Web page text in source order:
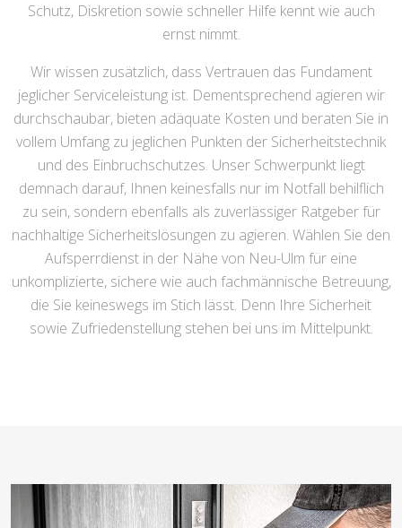
Schutz, Diskretion sowie schneller Hilfe kennt wie auch
ernst nimmt.
Wir wissen zusätzlich, dass Vertrauen das Fundament
jeglicher Serviceleistung ist. Dementsprechend agieren wir
durchschaubar, bieten adäquate Kosten und beraten Sie in
vollem Umfang zu jeglichen Punkten der Sicherheitstechnik
und des Einbruchschutzes. Unser Schwerpunkt liegt
demnach darauf, Ihnen keinesfalls nur im Notfall behilflich
zu sein, sondern ebenfalls als zuverlässiger Ratgeber für
nachhaltige Sicherheitslösungen zu agieren. Wählen Sie den
Aufsperrdienst in der Nähe von Neu-Ulm für eine
unkomplizierte, sichere wie auch fachmännische Betreuung,
die Sie keineswegs im Stich lässt. Denn Ihre Sicherheit
sowie Zufriedenstellung stehen bei uns im Mittelpunkt.